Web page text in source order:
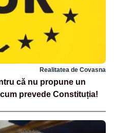
Realitatea de Covasna
că nu propune un
prevede Constituția!